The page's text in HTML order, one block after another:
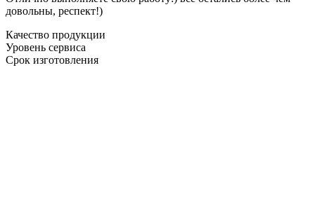
довольны, респект!)
Качество продукции
Уровень сервиса
Срок изготовления